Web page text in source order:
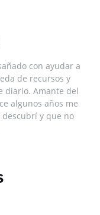
con ayudar a
de recursos y
diario. Amante del
algunos años me
y que no